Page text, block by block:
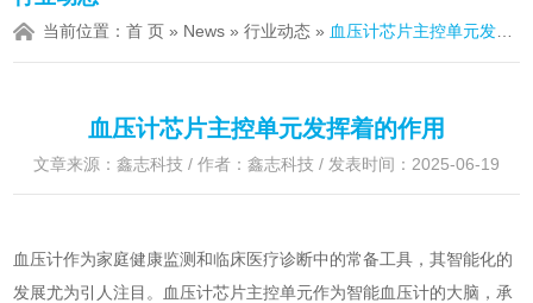
当前位置：首 页 » News »行业动态 » 血压计芯片主控单元发挥着的作用
血压计芯片主控单元发挥着的作用
文章来源：鑫志科技 / 作者：鑫志科技 / 发表时间：2025-06-19
血压计作为家庭健康监测和临床医疗诊断中的常备工具，其智能化的
发展尤为引人注目。血压计芯片主控单元作为智能血压计的大脑，承